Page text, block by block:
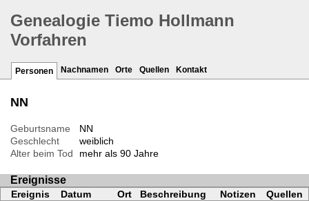
Genealogie Tiemo Hollmann
Vorfahren
Personen Nachnamen Orte Quellen Kontakt
NN
Geburtsname
NN
Geschlecht
weiblich
Alter beim Tod
mehr als 90 Jahre
Ereignisse
Ereignis Datum Ort Beschreibung Notizen
Quellen